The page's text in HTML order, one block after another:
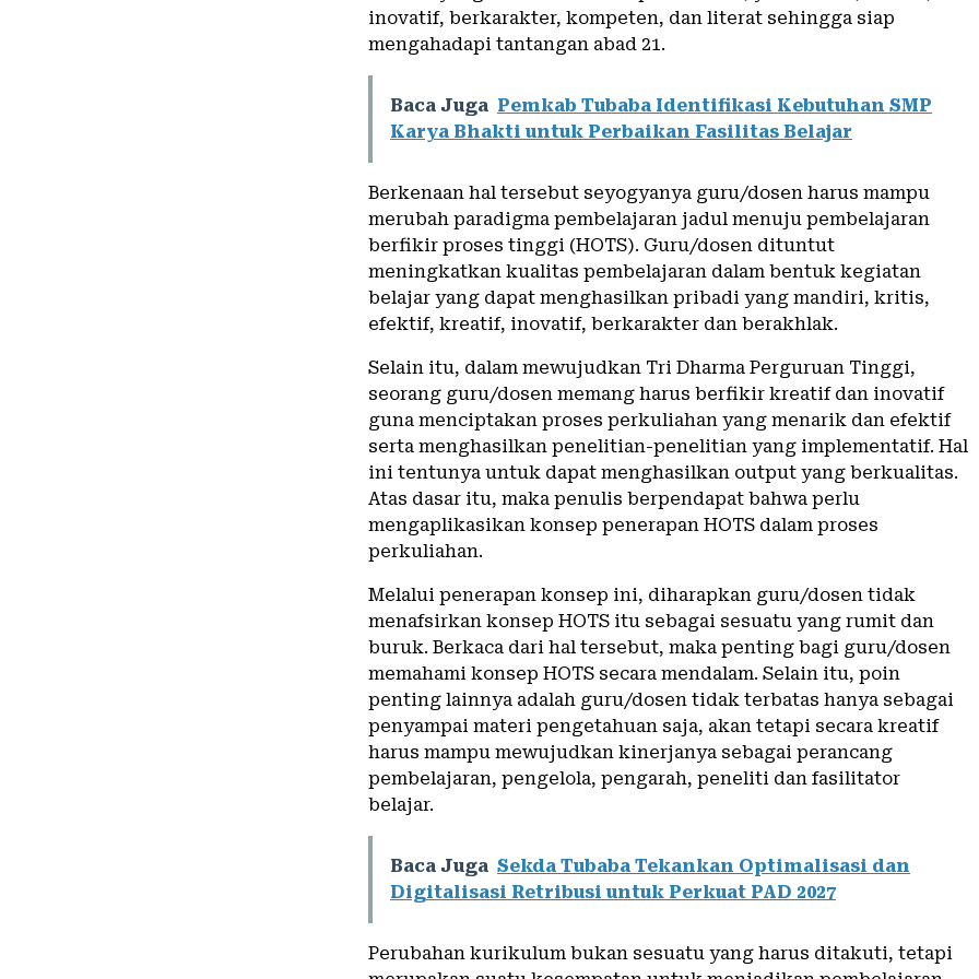
inovatif, berkarakter, kompeten, dan literat sehingga siap
mengahadapi tantangan abad 21.
Baca Juga Pemkab Tubaba Identifikasi Kebutuhan SMP
Karya Bhakti untuk Perbaikan Fasilitas Belajar
Berkenaan hal tersebut seyogyanya guru/dosen harus mampu
merubah paradigma pembelajaran jadul menuju pembelajaran
berfikir proses tinggi (HOTS). Guru/dosen dituntut
meningkatkan kualitas pembelajaran dalam bentuk kegiatan
belajar yang dapat menghasilkan pribadi yang mandiri, kritis,
efektif, kreatif, inovatif, berkarakter dan berakhlak.
Selain itu, dalam mewujudkan Tri Dharma Perguruan Tinggi,
seorang guru/dosen memang harus berfikir kreatif dan inovatif
guna menciptakan proses perkuliahan yang menarik dan efektif
serta menghasilkan penelitian-penelitian yang implementatif. Hal
ini tentunya untuk dapat menghasilkan output yang berkualitas.
Atas dasar itu, maka penulis berpendapat bahwa perlu
mengaplikasikan konsep penerapan HOTS dalam proses
perkuliahan.
Melalui penerapan konsep ini, diharapkan guru/dosen tidak
menafsirkan konsep HOTS itu sebagai sesuatu yang rumit dan
buruk. Berkaca dari hal tersebut, maka penting bagi guru/dosen
memahami konsep HOTS secara mendalam. Selain itu, poin
penting lainnya adalah guru/dosen tidak terbatas hanya sebagai
penyampai materi pengetahuan saja, akan tetapi secara kreatif
harus mampu mewujudkan kinerjanya sebagai perancang
pembelajaran, pengelola, pengarah, peneliti dan fasilitator
belajar.
Baca Juga Sekda Tubaba Tekankan Optimalisasi dan
Digitalisasi Retribusi untuk Perkuat PAD 2027
Perubahan kurikulum bukan sesuatu yang harus ditakuti, tetapi